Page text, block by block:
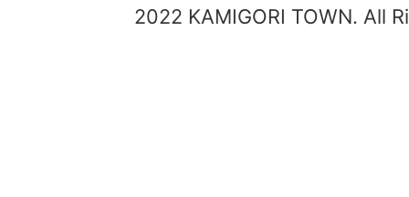
2022 KAMIGORI TOWN. All